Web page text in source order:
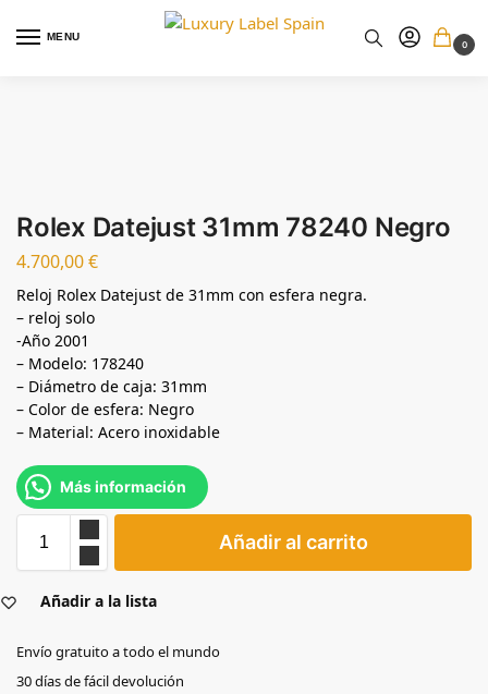
MENU
0
Rolex Datejust 31mm 78240 Negro
4.700,00€
Reloj Rolex Datejust de 31mm con esfera negra.
– reloj solo
-Año 2001
– Modelo: 178240
– Diámetro de caja: 31mm
– Color de esfera: Negro
– Material: Acero inoxidable
Más información
Añadir al carrito
Añadir a la lista
Envío gratuito a todo el mundo
30 días de fácil devolución